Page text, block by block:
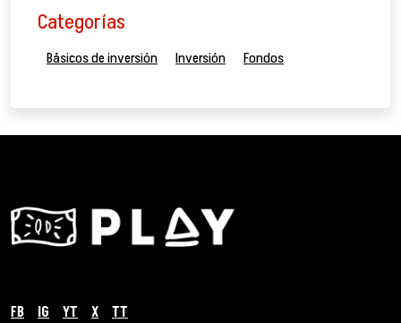
Categorías
Básicos de inversión Inversión Fondos
FB IG YT X TT